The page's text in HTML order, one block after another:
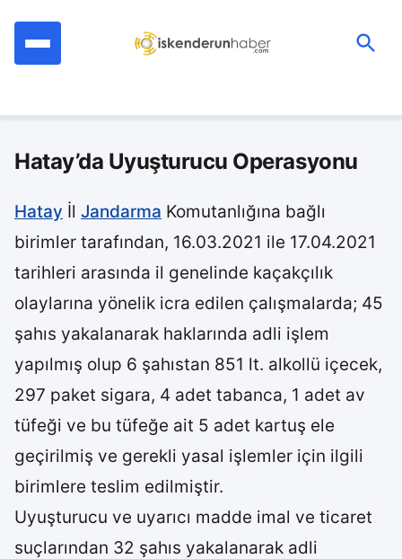
Hatay’da Uyuşturucu Operasyonu
Hatay İl Jandarma Komutanlığına bağlı
birimler tarafından, 16.03.2021 ile 17.04.2021
tarihleri arasında il genelinde kaçakçılık
olaylarına yönelik icra edilen çalışmalarda; 45
şahıs yakalanarak haklarında adli işlem
yapılmış olup 6 şahıstan 851 lt. alkollü içecek,
297 paket sigara, 4 adet tabanca, 1 adet av
tüfeği ve bu tüfeğe ait 5 adet kartuş ele
geçirilmiş ve gerekli yasal işlemler için ilgili
birimlere teslim edilmiştir.
Uyuşturucu ve uyarıcı madde imal ve ticaret
suçlarından 32 şahıs yakalanarak adli